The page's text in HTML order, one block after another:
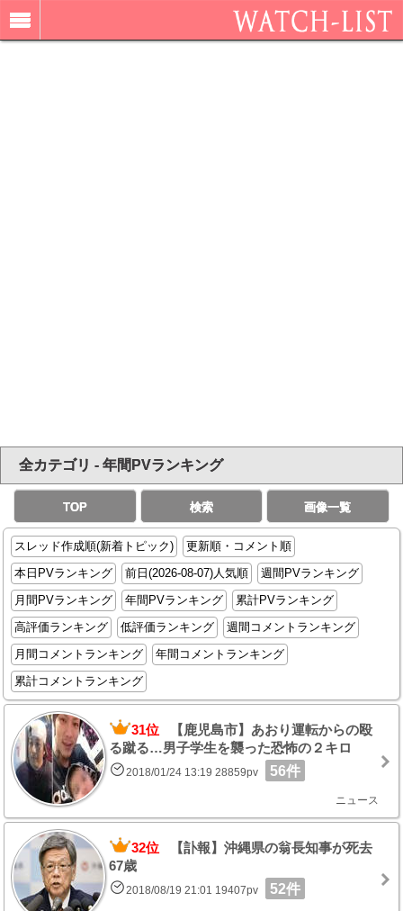
全カテゴリ - 年間PVランキング
TOP 検索 画像一覧
スレッド作成順(新着トピック)
更新順・コメント順
本日PVランキング
前日(2026-08-07)人気順
週間PVランキング
月間PVランキング
年間PVランキング
累計PVランキング
高評価ランキング
低評価ランキング
週間コメントランキング
月間コメントランキング
年間コメントランキング
累計コメントランキング
31位 【鹿児島市】あおり運転からの殴
る蹴る…男子学生を襲った恐怖の２キロ
2018/01/24 13:19 28859pv 56件
ニュース
32位 【訃報】沖縄県の翁長知事が死去
67歳
2018/08/19 21:01 19407pv 52件